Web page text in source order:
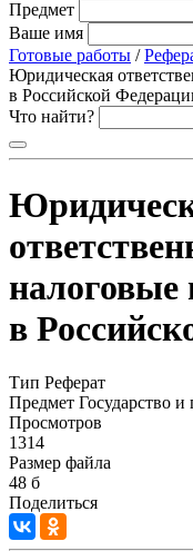
Предмет
Ваше имя
Готовые работы /
Юридическая
в Российской
Что найти?
в
Тип Реферат
Предмет Государство и
Просмотров
1314
Размер файла
48 б
Поделиться